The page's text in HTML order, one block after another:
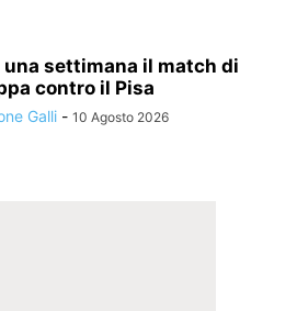
una settimana il match di
contro il Pisa
Galli - 10 Agosto 2026